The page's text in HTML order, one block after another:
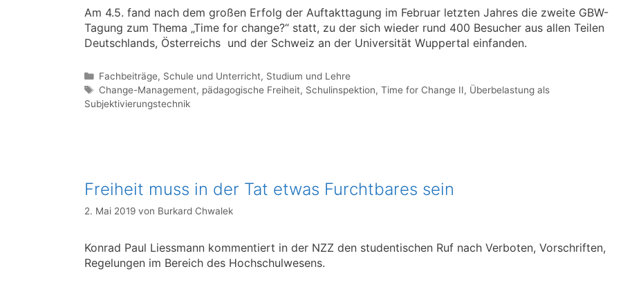
Am 4.5. fand nach dem großen Erfolg der Auftakttagung im Februar letzten Jahres die zweite GBW-
Tagung zum Thema „Time for change?“ statt, zu der sich wieder rund 400 Besucher aus allen Teilen
Deutschlands, Österreichs und der Schweiz an der Universität Wuppertal einfanden.
Kategorien
Fachbeiträge, Schule und Unterricht, Studium und Lehre
Schlagwörter
Change-Management, pädagogische Freiheit, Schulinspektion,Time for Change II, Überbelastung als
Subjektivierungstechnik
Freiheit muss in der Tat etwas Furchtbares sein
2. Mai 2019 von Burkard Chwalek
Konrad Paul Liessmann kommentiert in der NZZ den studentischen Ruf nach Verboten, Vorschriften,
Regelungen im Bereich des Hochschulwesens.